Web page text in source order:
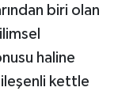
biri olan
haline
kettle